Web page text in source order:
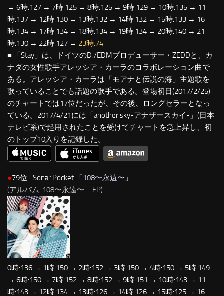
→ 6時:127 → 7時:125 → 8時:125 → 9時:129 → 10時:135 → 11
時:137 → 12時:130 → 13時:132 → 14時:132 → 15時:133 → 16
時:134 → 17時:134 → 18時:134 → 19時:134 → 20時:140 → 21
時:130 → 22時:127 → 23時:74
■ 「Stay」は、ドイツのDJ/EDMプロデューサー・ZEDDと、カ
ナダの女性歌手アレッシア・カーラのコラボレーション曲で
ある。アレッシア・カーラは「モアナと伝説の海」主題歌を
歌っていることでも話題の歌手である。登場初日(2017/2/25)
のチャートでは17位だったが、その後、ロングセラーとなっ
ている。2017/4/21には「another sky-アナザースカイ-」(日本
テレビ系)で起用されたことを受けてチャートを急上昇し、初
のトップ10入りを記録した。
●79位…Sonar Pocket 「108〜永遠〜 」
(アルバム: 108〜永遠〜 – EP)
0時:136 → 1時:150 → 2時:152 → 3時:150 → 4時:150 → 5時:149
→ 6時:150 → 7時:152 → 8時:152 → 9時:151 → 10時:143 → 11
時:143 → 12時:134 → 13時:126 → 14時:126 → 15時:125 → 16